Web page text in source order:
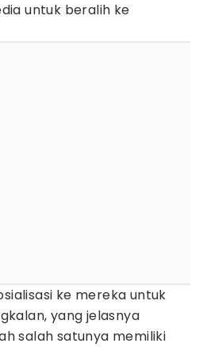
untuk beralih ke
ke mereka untuk
yang jelasnya
salah satunya memiliki